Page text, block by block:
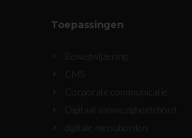
Toepassingen
Bewegwijzering
CMS
Corporate communicatie
Digitaal aanwezigheidsbord
digitale menuborden